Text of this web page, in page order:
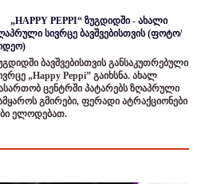
„HAPPY PEPPI“ ზუგდიდში - ახალი
სივრცე ბავშვებისთვის (ფოტო/
ბავშვებისთვის განსაკუთრებული
„Happy Peppi” გაიხსნა. ახალ
ცენტრში პატარებს ზღაპრული
გმირები, ფერადი ატრაქციონები
ელოდებათ.